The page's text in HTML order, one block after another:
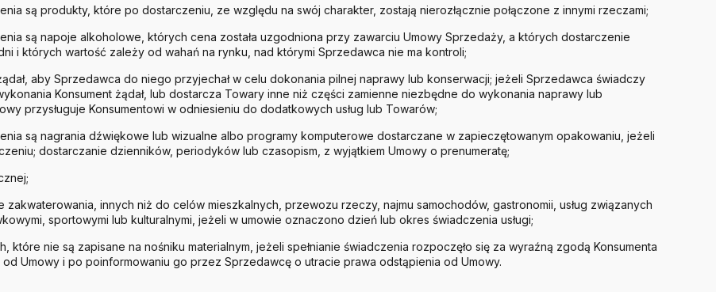
są produkty, które po dostarczeniu, ze względu na swój charakter, zostają nierozłącznie połączone z innymi rzeczami;
są napoje alkoholowe, których cena została uzgodniona przy zawarciu Umowy Sprzedaży, a których dostarczenie
i których wartość zależy od wahań na rynku, nad którymi Sprzedawca nie ma kontroli;
aby Sprzedawca do niego przyjechał w celu dokonania pilnej naprawy lub konserwacji; jeżeli Sprzedawca świadczy
Konsument żądał, lub dostarcza Towary inne niż części zamienne niezbędne do wykonania naprawy lub
przysługuje Konsumentowi w odniesieniu do dodatkowych usług lub Towarów;
są nagrania dźwiękowe lub wizualne albo programy komputerowe dostarczane w zapieczętowanym opakowaniu, jeżeli
dostarczanie dzienników, periodyków lub czasopism, z wyjątkiem Umowy o prenumeratę;
zakwaterowania, innych niż do celów mieszkalnych, przewozu rzeczy, najmu samochodów, gastronomii, usług związanych
sportowymi lub kulturalnymi, jeżeli w umowie oznaczono dzień lub okres świadczenia usługi;
które nie są zapisane na nośniku materialnym, jeżeli spełnianie świadczenia rozpoczęło się za wyraźną zgodą Konsumenta
Umowy i po poinformowaniu go przez Sprzedawcę o utracie prawa odstąpienia od Umowy.